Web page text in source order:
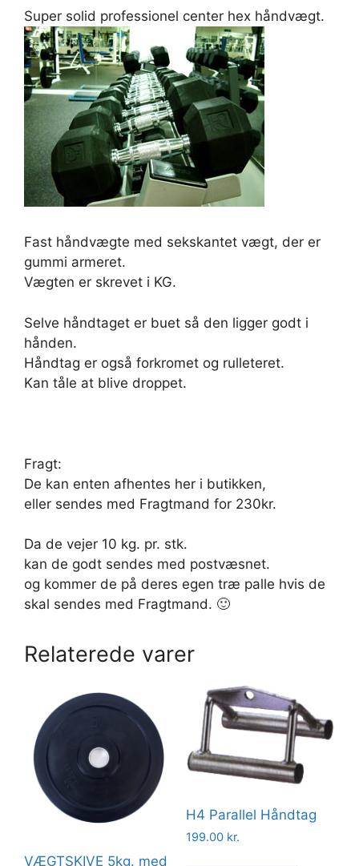
Super solid professionel center hex håndvægt.
Fast håndvægte med sekskantet vægt, der er
gummi armeret.
Vægten er skrevet i KG.
Selve håndtaget er buet så den ligger godt i
hånden.
Håndtag er også forkromet og rulleteret.
Kan tåle at blive droppet.
Fragt:
De kan enten afhentes her i butikken,
eller sendes med Fragtmand for 230kr.
Da de vejer 10 kg. pr. stk.
kan de godt sendes med postvæsnet.
og kommer de på deres egen træ palle hvis de
skal sendes med Fragtmand. 🙂
Relaterede varer
VÆGTSKIVE 5kg. med
H4 Parallel Håndtag
199.00 kr.